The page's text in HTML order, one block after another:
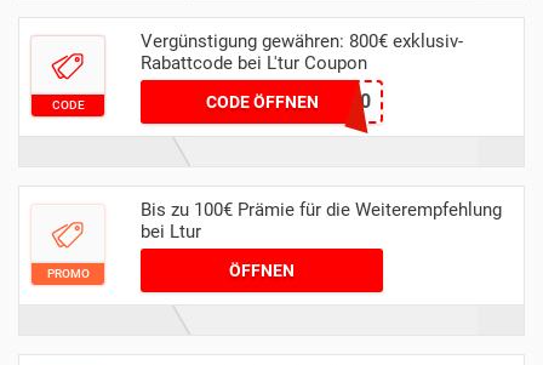
CODE
Vergünstigung gewähren: 800€ exklusiv-
Rabattcode bei L'tur Coupon
CODE ÖFFNENlangzeit800
PROMO
Bis zu 100€ Prämie für die Weiterempfehlung
bei Ltur
ÖFFNEN